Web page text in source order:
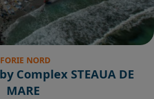
NORD
Complex STEAUA DE
MARE